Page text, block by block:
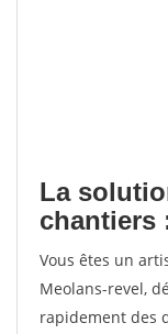
La
chantiers
Vous êtes un
Meolans-revel,
rapidement des